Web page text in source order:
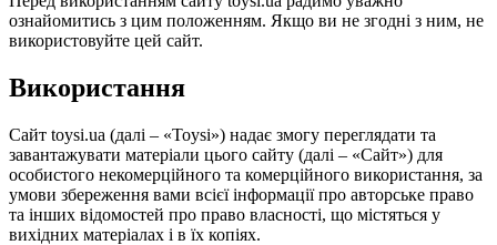
ознайомитись з цим положенням. Якщо ви не згодні з ним, не
використовуйте цей сайт.
Використання
Сайт toysi.ua (далі – «Toysi») надає змогу переглядати та
завантажувати матеріали цього сайту (далі – «Сайт») для
особистого некомерційного та комерційного використання, за
умови збереження вами всієї інформації про авторське право
та інших відомостей про право власності, що містяться у
вихідних матеріалах і в їх копіях.